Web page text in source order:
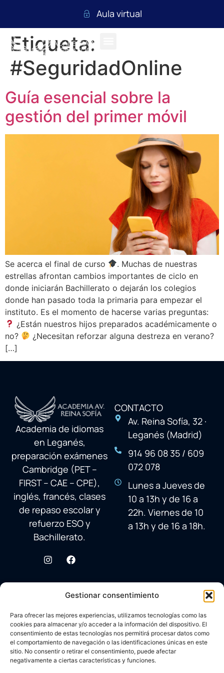
Gestionar consentimiento
Para ofrecer las mejores experiencias, utilizamos tecnologías como las
cookies para almacenar y/o acceder a la información del dispositivo. El
consentimiento de estas tecnologías nos permitirá procesar datos como
el comportamiento de navegación o las identificaciones únicas en este
sitio. No consentir o retirar el consentimiento, puede afectar
negativamente a ciertas características y funciones.
Aula virtual
Etiqueta:
#SeguridadOnline
Guía esencial sobre la
gestión del primer móvil
Se acerca el final de curso
. Muchas de nuestras
estrellas afrontan cambios importantes de ciclo en
donde iniciarán Bachillerato o dejarán los colegios
donde han pasado toda la primaria para empezar el
instituto. Es el momento de hacerse varias preguntas:
¿Están nuestros hijos preparados académicamente o
no?
¿Necesitan reforzar alguna destreza en verano?
[…]
Academia de idiomas
en Leganés,
preparación exámenes
Cambridge (PET –
FIRST – CAE – CPE),
inglés, francés, clases
de repaso escolar y
refuerzo ESO y
Bachillerato.
CONTACTO
Av. Reina Sofía, 32 ·
Leganés (Madrid)
914 96 08 35 / 609
072 078
Lunes a Jueves de
10 a 13h y de 16 a
22h. Viernes de 10
a 13h y de 16 a 18h.